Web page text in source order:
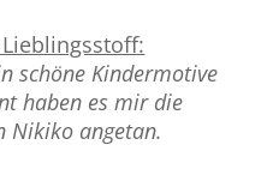
schöne Kindermotive
haben es mir die
Nikiko angetan.